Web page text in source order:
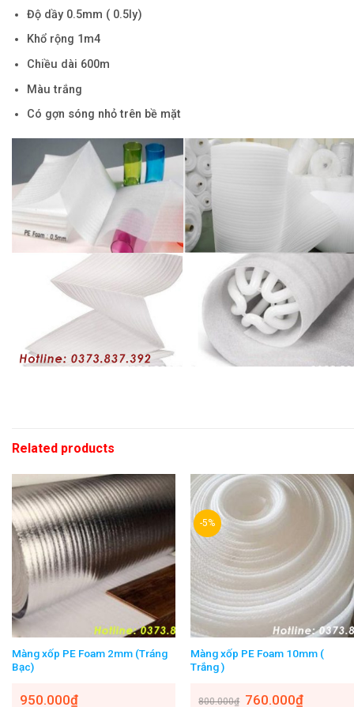
Độ dầy 0.5mm ( 0.5ly)
Khổ rộng 1m4
Chiều dài 600m
Màu trắng
Có gợn sóng nhỏ trên bề mặt
Related products
Màng xốp PE Foam 2mm (Tráng
Bạc)
950.000₫
-5%
Màng xốp PE Foam 10mm (
Trắng )
800.000₫ 760.000₫